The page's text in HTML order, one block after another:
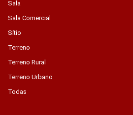
Sala
Sala Comercial
Sítio
Terreno
Terreno Rural
Terreno Urbano
Todas